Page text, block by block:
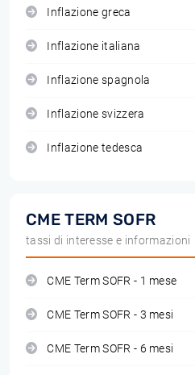
Inflazione greca
Inflazione italiana
Inflazione spagnola
Inflazione svizzera
Inflazione tedesca
CME TERM SOFR
tassi di interesse e informazioni
CME Term SOFR - 1 mese
CME Term SOFR - 3 mesi
CME Term SOFR - 6 mesi